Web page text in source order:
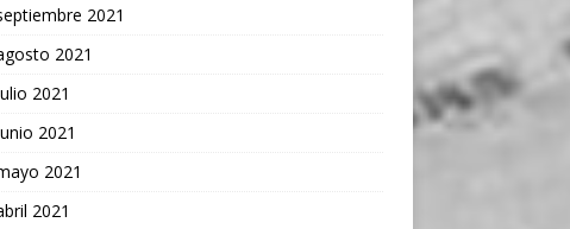
2021
2021
2021
2021
2021
2021